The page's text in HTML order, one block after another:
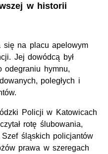
w historii
się na placu apelowym
Jej dowódcą był
odegraniu hymnu,
poległych i
Policji w Katowicach
rotę ślubowania,
Szef śląskich policjantów
prawa w szeregach